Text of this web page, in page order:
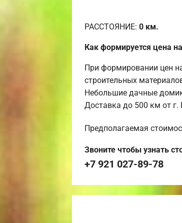
РАССТОЯНИЕ: 0 км.
Как формируется цена
При формировании цен
строительных
Небольшие дачные
Доставка до 500 км от г.
Предполагаемая
Звоните чтобы узнать
+7 921 027-89-78